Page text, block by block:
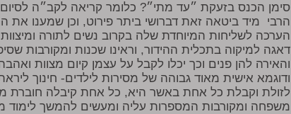
סימן הכנס בזעקת ״עד מתי״? כלומר קריאה לקב״ה
הרבי מיד ביטאה זאת דברושי ביתר פירוט, וכן שמענו את
הערכה לשליחות המיוחדת שלה בקרוב נשים לתורה
דאגה למיקוה בתכלית ההידור, וראינו שכנות ומקורבות
והאירה להן פנים וכך יכלו לקבל על עצמן קיום מצוות
ודוגמא אישית מאוד גבוהה של מסירות לילדים- חינוך
לזולת וקבלת כל אחת באשר היא, כל אחת קיבלה חוברת
משפחה ומקורבות המספרות עליה ומעשים להמשך לימוד